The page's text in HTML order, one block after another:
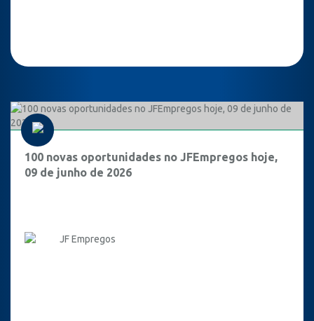
100 novas oportunidades no JFEmpregos hoje,
09 de junho de 2026
JF Empregos